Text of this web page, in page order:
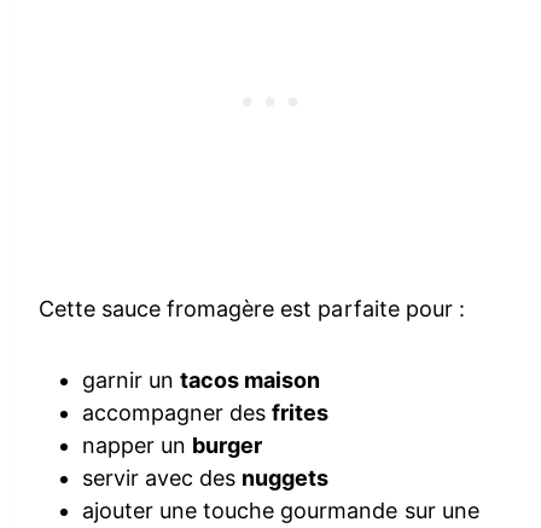
Cette sauce fromagère est parfaite pour :
garnir untacos maison
accompagner desfrites
napper un burger
servir avec des nuggets
ajouter une touche gourmande sur une